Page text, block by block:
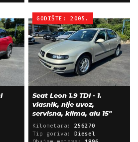
GODIŠTE: 2005.
Seat Leon 1.9 TDI - 1.
vlasnik, nije uvoz,
servisna, klima, alu 15"
Kilometara: 256270
Tip goriva: Diesel